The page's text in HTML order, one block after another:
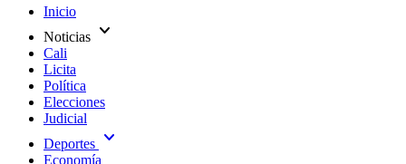
Inicio
Noticias expand_more
Cali
Licita
Política
Elecciones
Judicial
Deportes expand_more
Economía